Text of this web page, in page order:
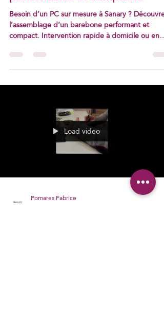
Assemblage d’un PC sur mesure
(barebone) à Sanary :
performance et compacité
Besoin d’un PC sur mesure à Sanary ? Découvrez
l’assemblage d’un barebone performant et
compact. Intervention rapide à domicile ou en
Load video